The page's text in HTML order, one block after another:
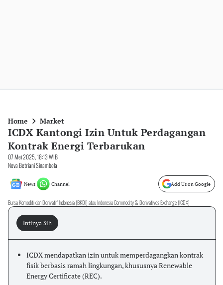
Home Market
ICDX Kantongi Izin Untuk Perdagangan
Kontrak Energi Terbarukan
07 Mei 2025, 18:13 WIB
Nova Betriani Sinambela
News Channel Add Us on Google
Bursa Komoditi dan Derivatif Indonesia (BKDI) atau Indonesia Commodity & Derivatives Exchange (ICDX)
Intinya Sih
ICDX mendapatkan izin untuk memperdagangkan kontrak
fisik berbasis ramah lingkungan, khususnya Renewable
Energy Certificate (REC).